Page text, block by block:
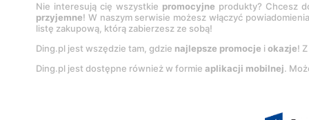
Nie interesują cię wszystkie promocyjne produkty? Chcesz
przyjemne! W naszym serwisie możesz włączyć
listę zakupową, którą zabierzesz ze sobą!
Ding.pl jest wszędzie tam, gdzie najlepsze promocje i okazje!
Ding.pl jest dostępne również w formie aplikacji mobilnej.